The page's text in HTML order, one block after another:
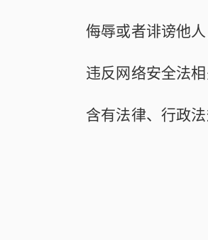
侮辱或者诽谤他
违反网络安全法
含有法律、行政